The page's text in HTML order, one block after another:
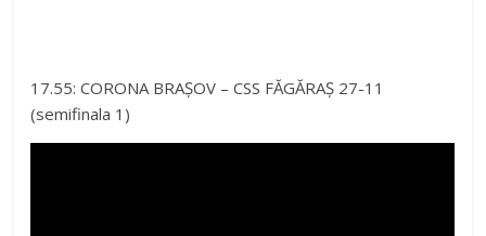
17.55: CORONA BRAȘOV – CSS FĂGĂRAȘ 27-11
(semifinala 1)